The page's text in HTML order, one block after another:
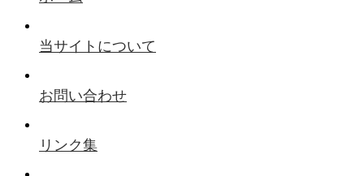
当サイトについて
お問い合わせ
リンク集